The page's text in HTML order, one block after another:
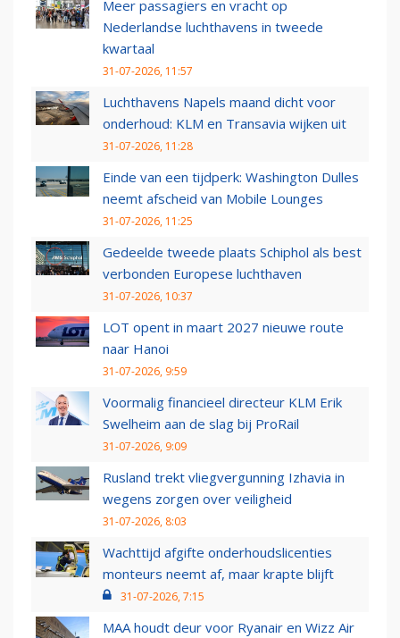
Meer passagiers en vracht op
Nederlandse luchthavens in tweede
kwartaal
31-07-2026, 11:57
Luchthavens Napels maand dicht voor
onderhoud: KLM en Transavia wijken uit
31-07-2026, 11:28
Einde van een tijdperk: Washington Dulles
neemt afscheid van Mobile Lounges
31-07-2026, 11:25
Gedeelde tweede plaats Schiphol als best
verbonden Europese luchthaven
31-07-2026, 10:37
LOT opent in maart 2027 nieuwe route
naar Hanoi
31-07-2026, 9:59
Voormalig financieel directeur KLM Erik
Swelheim aan de slag bij ProRail
31-07-2026, 9:09
Rusland trekt vliegvergunning Izhavia in
wegens zorgen over veiligheid
31-07-2026, 8:03
Wachttijd afgifte onderhoudslicenties
monteurs neemt af, maar krapte blijft
31-07-2026, 7:15
MAA houdt deur voor Ryanair en Wizz Air